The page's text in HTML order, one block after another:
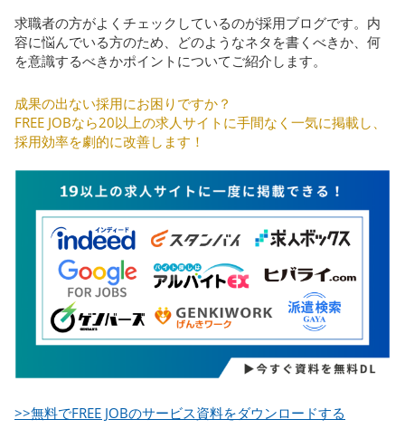
求職者の方がよくチェックしているのが採用ブログです。内
容に悩んでいる方のため、どのようなネタを書くべきか、何
を意識するべきかポイントについてご紹介します。
成果の出ない採用にお困りですか？
FREE JOBなら20以上の求人サイトに手間なく一気に掲載し、
採用効率を劇的に改善します！
>>無料でFREE JOBのサービス資料をダウンロードする